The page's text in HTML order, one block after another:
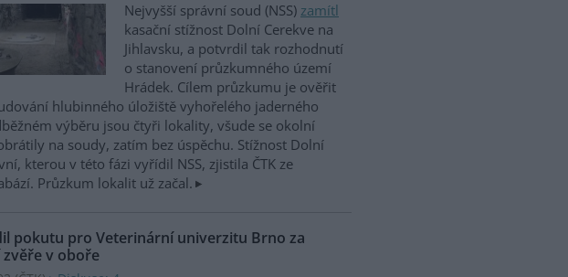
Nejvyšší správní soud (NSS) zamítl
kasační stížnost Dolní Cerekve na
Jihlavsku, a potvrdil tak rozhodnutí
o stanovení průzkumného území
Hrádek. Cílem průzkumu je ověřit
hlubinného úložiště vyhořelého jaderného
výběru jsou čtyři lokality, všude se okolní
na soudy, zatím bez úspěchu. Stížnost Dolní
kterou v této fázi vyřídil NSS, zjistila ČTK ze
Průzkum lokalit už začal.
pokutu pro Veterinární univerzitu Brno za
v oboře